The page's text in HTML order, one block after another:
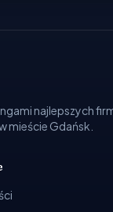
najlepszych
mieście Gdańsk.